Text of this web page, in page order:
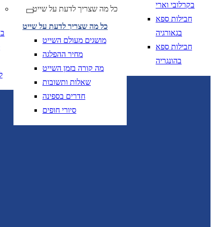
כל מה שצריך לדעת על שייט
כל מה שצריך לדעת על שייט
מושגים מעולם השייט
מחיר ההפלגה
מה קורה בזמן השייט
שאלות ותשובות
חדרים בספינה
סיורי חופים
בקרלובי וארי
חבילות ספא
בגאורגיה
חבילות ספא
בהונגריה
DD/MM/YY יום בשתי ספרות קו נטוי חודש בשתי ספרות קו נטוי
תאריך יציאה